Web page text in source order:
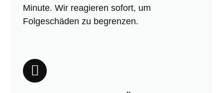
Minute. Wir reagieren sofort, um
Folgeschäden zu begrenzen.